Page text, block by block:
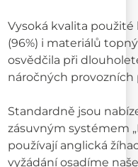
Vysoká kvalita
(96%) i materiálů
osvědčila při
náročných
Standardně jsou
zásuvným systémem
používají anglická
vyžádání osadíme